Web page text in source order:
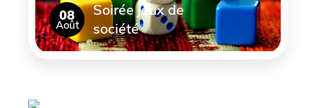
08
Août
Soirée jeux de
société